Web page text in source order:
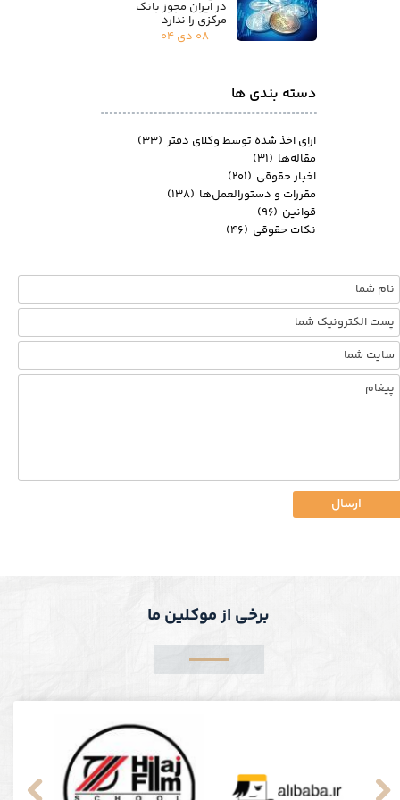
ارسال
دسته بندی ها
در ایران مجوز بانک
مرکزی را ندارد
۰۸ دی ۰۴
ارای اخذ شده توسط وکلای دفتر (۳۳)
مقاله‌ها (۳۱)
اخبار حقوقی (۲۰۱)
مقررات و دستورالعمل‌ها (۱۳۸)
قوانین (۹۶)
نکات حقوقی (۴۶)
برخی از موکلین ما